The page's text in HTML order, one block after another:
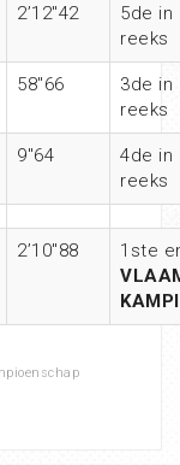
2’12″42
5de in
reeks
58″66
3de in
reeks
9″64
4de in
reeks
2’10″88
1ste